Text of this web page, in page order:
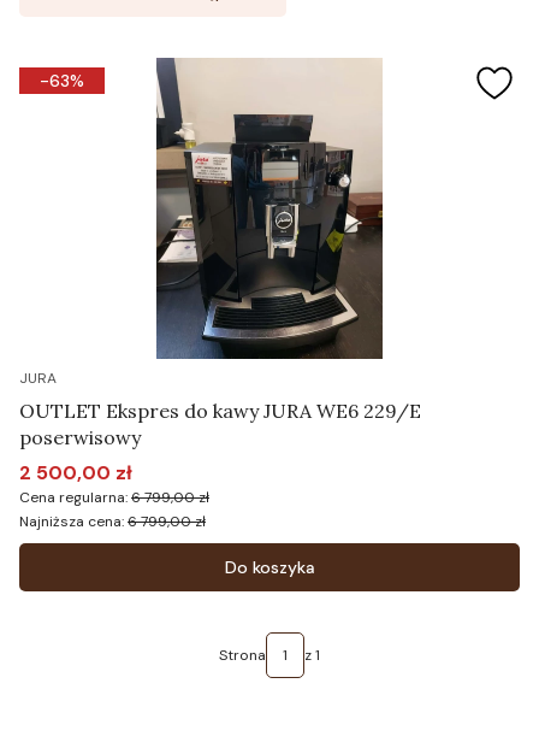
-63%
JURA
OUTLET Ekspres do kawy JURA WE6 229/E
poserwisowy
Cena promocyjna
2 500,00 zł
Cena regularna:6 799,00 zł
Najniższa cena:6 799,00 zł
Do koszyka
Strona z 1